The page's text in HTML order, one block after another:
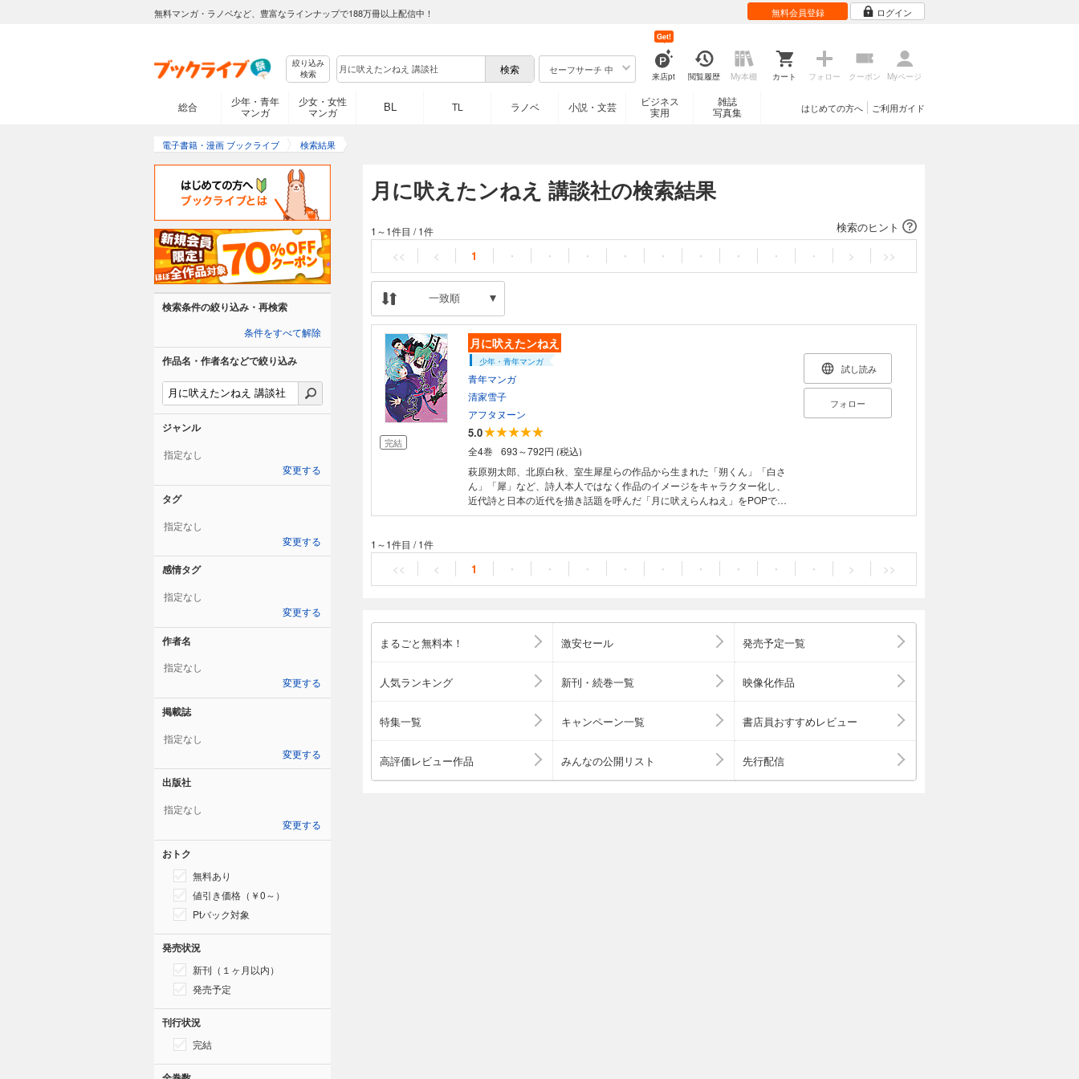
無料マンガ・ラノベなど、豊富なラインナップで188万冊以上配信中！ 無料会員登録 ログイン
絞り込み
検索
セーフサーチ 中
来店pt
Get!
閲覧履歴 My本棚 カート フォロー クーポン Myページ
総合
少年・青年
マンガ
少女・女性
マンガ
BL TL ラノベ 小説・文芸
ビジネス
実用
雑誌
写真集
ご利用ガイド
はじめての方へ
電子書籍・漫画 ブックライブ 検索結果
月に吠えたンねえ 講談社の検索結果
検索のヒント
1～1件目 /1件
<< < 1 ・ ・ ・ ・ ・ ・ ・ ・ ・ > >>
一致順
完結
月に吠えたンねえ
少年・青年マンガ
青年マンガ
清家雪子
アフタヌーン
5.0
全4巻
693～792円 (税込)
萩原朔太郎、北原白秋、室生犀星らの作品から生まれた「朔くん」「白さ
ん」「犀」など、詩人本人ではなく作品のイメージをキャラクター化し、
近代詩と日本の近代を描き話題を呼んだ「月に吠えらんねえ」をPOPでラ
イトにリブート！ しかし隠せぬディープさ！ 笑えて学べてちょっとコ
試し読み
フォロー
1～1件目 /1件
<< < 1 ・ ・ ・ ・ ・ ・ ・ ・ ・ > >>
まるごと無料本！ 激安セール 発売予定一覧
人気ランキング 新刊・続巻一覧 映像化作品
特集一覧 キャンペーン一覧 書店員おすすめレビュー
高評価レビュー作品 みんなの公開リスト 先行配信
検索条件の絞り込み・再検索
条件をすべて解除
作品名・作者名などで絞り込み
ジャンル
指定なし
変更する
タグ
指定なし
変更する
感情タグ
指定なし
変更する
作者名
指定なし
変更する
掲載誌
指定なし
変更する
出版社
指定なし
変更する
おトク
無料あり
値引き価格（￥0～）
Ptバック対象
発売状況
新刊（１ヶ月以内）
発売予定
刊行状況
完結